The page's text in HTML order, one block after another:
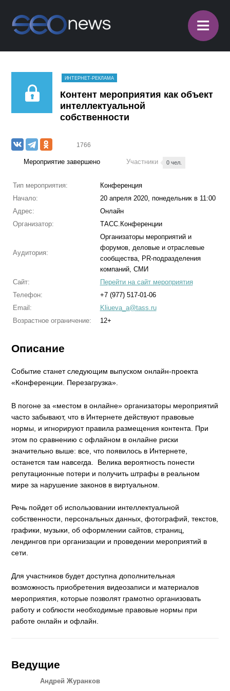
≡
ИНТЕРНЕТ-РЕКЛАМА
Контент мероприятия как объект
интеллектуальной
собственности
1766
Мероприятие завершено Участники 0 чел.
Тип мероприятия:
Конференция
Начало:
20 апреля 2020, понедельник в 11:00
Адрес:
Онлайн
Организатор:
ТАСС.Конференции
Аудитория:
Организаторы мероприятий и
форумов, деловые и отраслевые
сообщества, PR-подразделения
компаний, СМИ
Сайт:
Перейти на сайт мероприятия
Телефон:
+7 (977) 517-01-06
Email:
Kliueva_a@tass.ru
Возрастное ограничение:
12+
Описание
Событие станет следующим выпуском онлайн-проекта
«Конференции. Перезагрузка».
В погоне за «местом в онлайне» организаторы мероприятий
часто забывают, что в Интернете действуют правовые
нормы, и игнорируют правила размещения контента. При
этом по сравнению с офлайном в онлайне риски
значительно выше: все, что появилось в Интернете,
останется там навсегда. Велика вероятность понести
репутационные потери и получить штрафы в реальном
мире за нарушение законов в виртуальном.
Речь пойдет об использовании интеллектуальной
собственности, персональных данных, фотографий, текстов,
графики, музыки, об оформлении сайтов, страниц,
лендингов при организации и проведении мероприятий в
сети.
Для участников будет доступна дополнительная
возможность приобретения видеозаписи и материалов
мероприятия, которые позволят грамотно организовать
работу и соблюсти необходимые правовые нормы при
работе онлайн и офлайн.
Ведущие
Андрей Журанков